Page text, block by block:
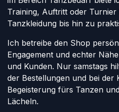
Training, Auftritt oder
Tanzkleidung bis hin zu
Ich betreibe den Shop
Engagement und echter
und Kunden. Nur samstags
der Bestellungen und bei der
Begeisterung fürs Tanzen
Lächeln.